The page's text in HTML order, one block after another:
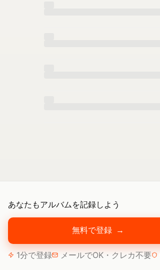
あなたもアルバムを記録しよう
無料で登録 →
1分で登録 メールでOK・クレカ不要